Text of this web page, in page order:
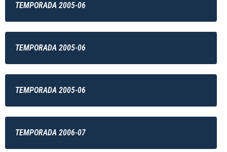
TEMPORADA 2005-06
TEMPORADA 2005-06
TEMPORADA 2005-06
TEMPORADA 2006-07